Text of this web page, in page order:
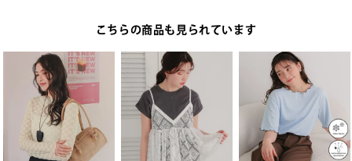
こちらの商品も見られています